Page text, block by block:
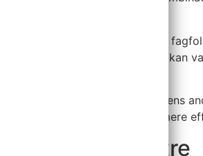
af afhængigheden.
og støtte fra
for terapeutiske metoder kan
gennem individuel terapi, mens
den enkelte for at maksimere